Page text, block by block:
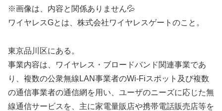
※画像は、内容と関係ありません💦
ワイヤレスGとは、株式会社ワイヤレスゲートのこと。
東京品川区にある。
事業内容は、ワイヤレス・ブロードバンド関連事業であ
り、複数の公衆無線LAN事業者のWi-Fiスポット及び複数
の通信事業者の通信網を用い、ユーザのニーズに応じた無
線通信サービスを、主に家電量販店や携帯電話販売店等を